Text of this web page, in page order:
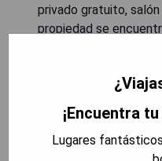
privado gratuito,
propiedad se
Vancouver. Además,
compartida y servicio
huéspedes.
¡Encuentra
Lugares